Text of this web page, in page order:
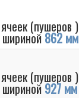
(пушеров )
862 мм
(пушеров )
927 мм